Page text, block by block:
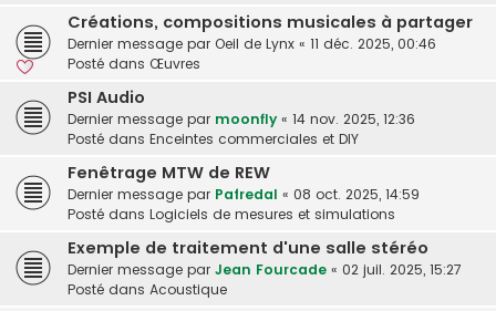
Créations, compositions musicales à partager
Dernier message par Oeil de Lynx « 11 déc. 2025, 00:46
Posté dans Œuvres
PSI Audio
Dernier message par moonfly « 14 nov. 2025, 12:36
Posté dans Enceintes commerciales et DIY
Fenêtrage MTW de REW
Dernier message par Pafredal « 08 oct. 2025, 14:59
Posté dans Logiciels de mesures et simulations
Exemple de traitement d'une salle stéréo
Dernier message par Jean Fourcade « 02 juil. 2025, 15:27
Posté dans Acoustique